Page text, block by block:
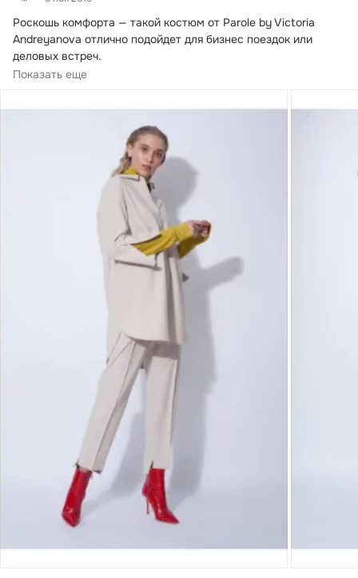
Роскошь комфорта —​ такой костюм от Parole by Victoria
Andreyanova​ отлично​ подойдет​ для бизнес поездок или
деловых​ встреч.
☝️ На фото:
Показать еще